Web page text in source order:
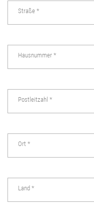
Straße *
Hausnummer *
Postleitzahl *
Ort *
Land *